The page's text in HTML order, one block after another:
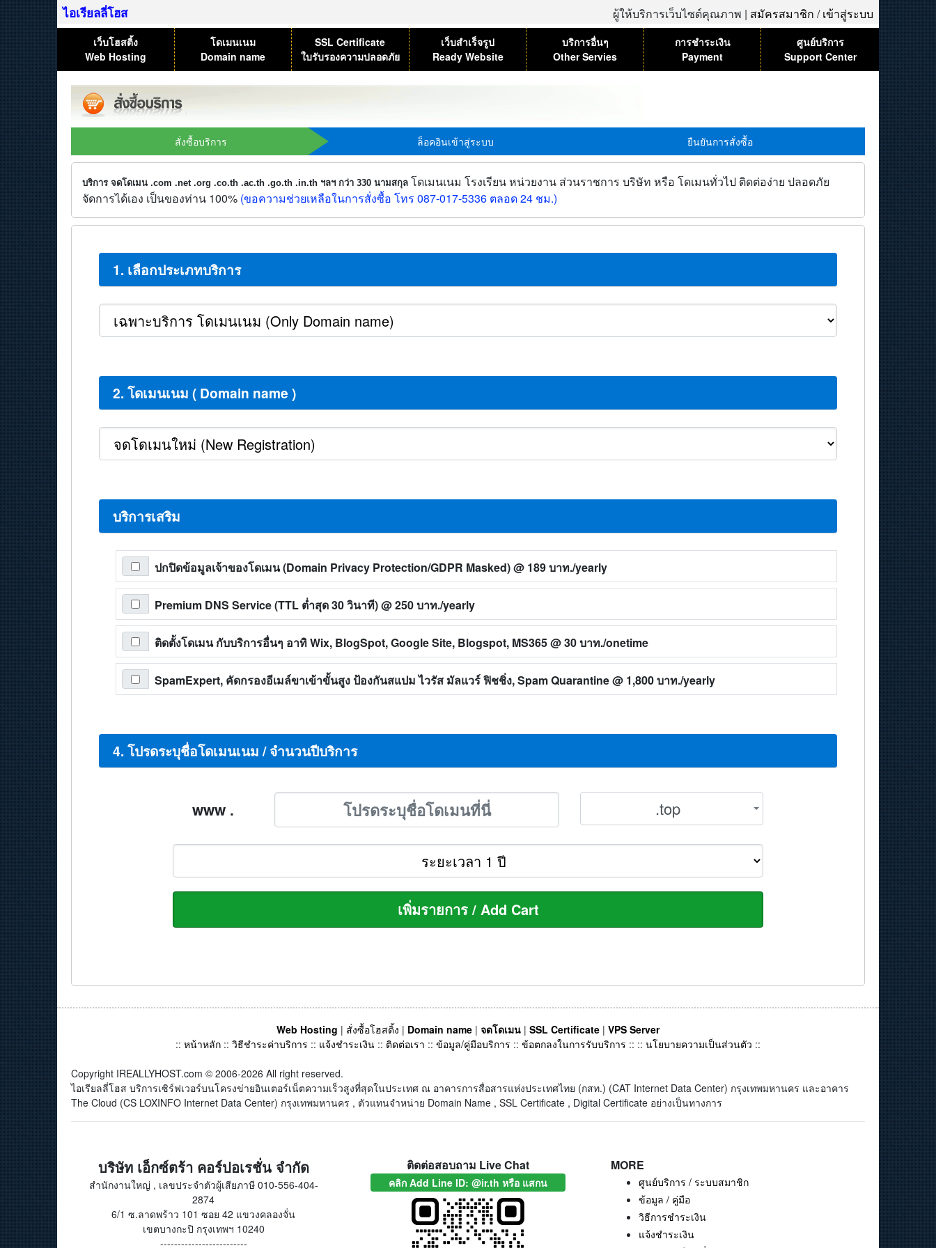
ผู้ให้บริการเว็บไซต์คุณภาพ | สมัครสมาชิก /เข้าสู่ระบบ
ไอเรียลลี่โฮส
เว็บโฮสติ้ง
Web Hosting
โดเมนเนม
Domain name
SSL Certificate
ใบรับรองความปลอดภัย
เว็บสำเร็จรูป
Ready Website
บริการอื่นๆ
Other Servies
การชำระเงิน
Payment
ศูนย์บริการ
Support Center
สั่งซื้อบริการ ล็อคอินเข้าสู่ระบบ ยืนยันการสั่งซื้อ
บริการ จดโดเมน .com .net .org .co.th .ac.th .go.th .in.th ฯลฯ กว่า 330 นามสกุล โดเมนเนม โรงเรียน หน่วยงาน ส่วนราชการ บริษัท หรือ โดเมนทั่วไป ติดต่อง่าย ปลอดภัย
จัดการได้เอง เป็นของท่าน 100% (ขอความช่วยเหลือในการสั่งซื้อ โทร 087-017-5336 ตลอด 24 ชม.)
1. เลือกประเภทบริการ
2. โดเมนเนม ( Domain name )
บริการเสริม
ปกปิดข้อมูลเจ้าของโดเมน (Domain Privacy Protection/GDPR Masked)@ 189 บาท./yearly
Premium DNS Service (TTL ต่ำสุด 30 วินาที)@ 250 บาท./yearly
ติดตั้งโดเมน กับบริการอื่นๆ อาทิ Wix, BlogSpot, Google Site, Blogspot, MS365@ 30 บาท./onetime
SpamExpert, คัดกรองอีเมล์ขาเข้าขั้นสูง ป้องกันสแปม ไวรัส มัลแวร์ ฟิชชิ่ง, Spam Quarantine@ 1,800 บาท./yearly
4. โปรดระบุชื่อโดเมนเนม / จำนวนปีบริการ
www . .top
Web Hosting | สั่งซื้อโฮสติ้ง | Domain name | จดโดเมน | SSL Certificate | VPS Server
:: หน้าหลัก :: วิธีชำระค่าบริการ :: แจ้งชำระเงิน :: ติดต่อเรา :: ข้อมูล/คู่มือบริการ :: ข้อตกลงในการรับบริการ :: :: นโยบายความเป็นส่วนตัว ::
Copyright IREALLYHOST.com © 2006-2026 All right reserved.
ไอเรียลลี่โฮส บริการเซิร์ฟเวอร์บนโครงข่ายอินเตอร์เน็ตความเร็วสูงที่สุดในประเทศ ณ อาคารการสื่อสารแห่งประเทศไทย (กสท.) (CAT Internet Data Center) กรุงเทพมหานคร และอาคาร
The Cloud (CS LOXINFO Internet Data Center) กรุงเทพมหานคร , ตัวแทนจำหน่าย Domain Name , SSL Certificate , Digital Certificate อย่างเป็นทางการ
บริษัท เอ็กซ์ตร้า คอร์ปอเรชั่น จำกัด
สำนักงานใหญ่ , เลขประจำตัวผู้เสียภาษี 010-556-404-
2874
6/1 ซ.ลาดพร้าว 101 ซอย 42 แขวงคลองจั่น
เขตบางกะปิ กรุงเทพฯ 10240
-------------------------
ติดต่อสอบถาม Live Chat
คลิก Add Line ID: @ir.th หรือ แสกน
MORE
ศูนย์บริการ / ระบบสมาชิก
ข้อมูล / คู่มือ
วิธีการชำระเงิน
แจ้งชำระเงิน